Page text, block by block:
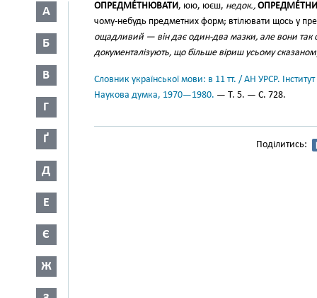
А
Б
В
Г
Ґ
Д
Е
Є
Ж
ОПРЕДМЕ́ТНЮВАТИ, юю, юєш, недок.,
чому-небудь предметних форм; втілювати щось у
ощадливий — він дає один-два мазки, але вони так
документалізують, що більше віриш усьому
Словник української мови: в 11 тт. / АН УРСР.
Наукова думка, 1970—1980. — Т. 5. — С. 728.
Поділитись: